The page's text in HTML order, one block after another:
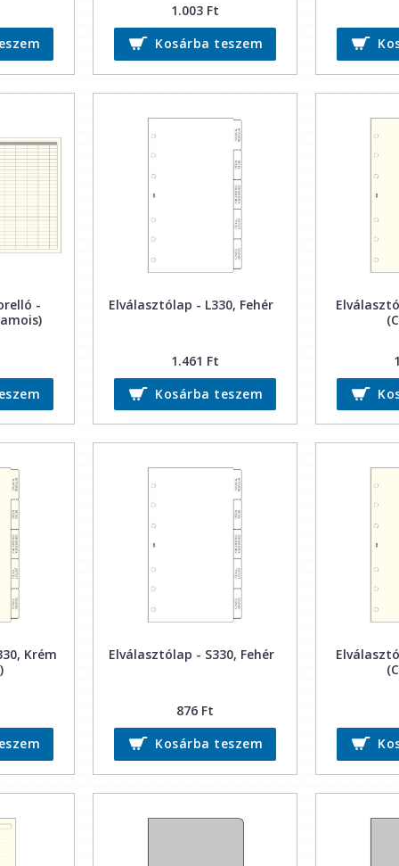
1.003 Ft
Kosárba teszem
-
Elválasztólap - L330, Fehér
1.461 Ft
Kosárba teszem
Krém
Elválasztólap - S330, Fehér
876 Ft
Kosárba teszem